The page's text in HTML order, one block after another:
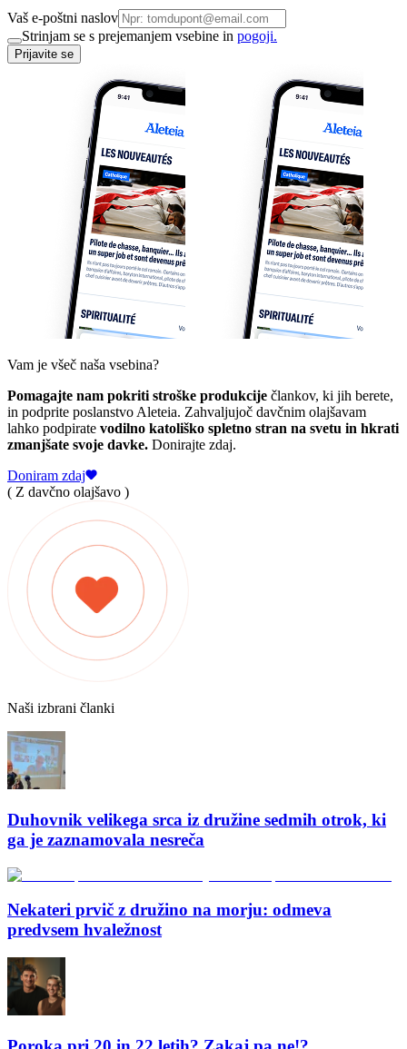
Vaš e-poštni naslov
Strinjam se s prejemanjem vsebine in pogoji.
Prijavite se
Vam je všeč naša vsebina?
Pomagajte nam pokriti stroške produkcije člankov, ki jih berete,
in podprite poslanstvo Aleteia. Zahvaljujoč davčnim olajšavam
lahko podpirate vodilno katoliško spletno stran na svetu in hkrati
zmanjšate svoje davke. Donirajte zdaj.
Doniram zdaj
( Z davčno olajšavo )
Naši izbrani članki
Duhovnik velikega srca iz družine sedmih otrok, ki
ga je zaznamovala nesreča
Nekateri prvič z družino na morju: odmeva
predvsem hvaležnost